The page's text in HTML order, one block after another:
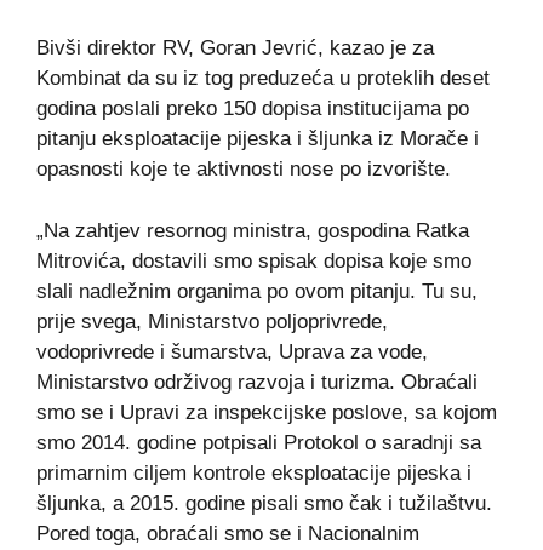
Bivši direktor RV, Goran Jevrić, kazao je za
Kombinat da su iz tog preduzeća u proteklih deset
godina poslali preko 150 dopisa institucijama po
pitanju eksploatacije pijeska i šljunka iz Morače i
opasnosti koje te aktivnosti nose po izvorište.
„Na zahtjev resornog ministra, gospodina Ratka
Mitrovića, dostavili smo spisak dopisa koje smo
slali nadležnim organima po ovom pitanju. Tu su,
prije svega, Ministarstvo poljoprivrede,
vodoprivrede i šumarstva, Uprava za vode,
Ministarstvo održivog razvoja i turizma. Obraćali
smo se i Upravi za inspekcijske poslove, sa kojom
smo 2014. godine potpisali Protokol o saradnji sa
primarnim ciljem kontrole eksploatacije pijeska i
šljunka, a 2015. godine pisali smo čak i tužilaštvu.
Pored toga, obraćali smo se i Nacionalnim